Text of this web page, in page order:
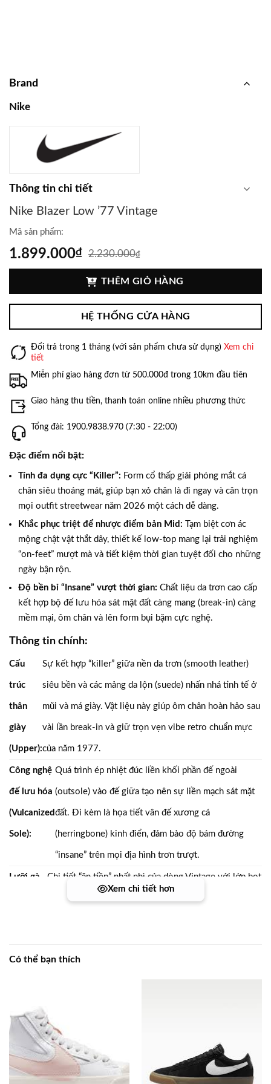
Brand
Nike
Thông tin chi tiết
Nike Blazer Low ’77 Vintage
Mã sản phẩm:
2.230.000₫
1.899.000₫
THÊM GIỎ HÀNG
HỆ THỐNG CỬA HÀNG
Đổi trả trong 1 tháng (với sản phẩm chưa sử dụng) Xem chi
tiết
Miễn phí giao hàng đơn từ 500.000đ trong 10km đầu tiên
Giao hàng thu tiền, thanh toán online nhiều phương thức
Tổng đài: 1900.9838.970 (7:30 - 22:00)
Đặc điểm nổi bật:
Tính đa dụng cực “Killer”: Form cổ thấp giải phóng mắt cá
chân siêu thoáng mát, giúp bạn xỏ chân là đi ngay và cân trọn
mọi outfit streetwear năm 2026 một cách dễ dàng.
Khắc phục triệt để nhược điểm bản Mid: Tạm biệt cơn ác
mộng chật vật thắt dây, thiết kế low-top mang lại trải nghiệm
“on-feet” mượt mà và tiết kiệm thời gian tuyệt đối cho những
ngày bận rộn.
Độ bền bỉ “Insane” vượt thời gian: Chất liệu da trơn cao cấp
kết hợp bộ đế lưu hóa sát mặt đất càng mang (break-in) càng
mềm mại, ôm chân và lên form bụi bặm cực nghệ.
Thông tin chính:
Cấu
trúc
thân
giày
(Upper):
Sự kết hợp “killer” giữa nền da trơn (smooth leather)
siêu bền và các mảng da lộn (suede) nhấn nhá tinh tế ở
mũi và má giày. Vật liệu này giúp ôm chân hoàn hảo sau
vài lần break-in và giữ trọn vẹn vibe retro chuẩn mực
của năm 1977.
Công nghệ
đế lưu hóa
(Vulcanized
Sole):
Quá trình ép nhiệt đúc liền khối phần đế ngoài
(outsole) vào đế giữa tạo nên sự liền mạch sát mặt
đất. Đi kèm là họa tiết vân đế xương cá
(herringbone) kinh điển, đảm bảo độ bám đường
“insane” trên mọi địa hình trơn trượt.
Lưỡi gà Chi tiết “ăn tiền” nhất nhì của dòng Vintage với lớp bọt
biển thô mộc được cố tình để hở. Điểm nhấn này tạo
Xem chi tiết hơn
Có thể bạn thích